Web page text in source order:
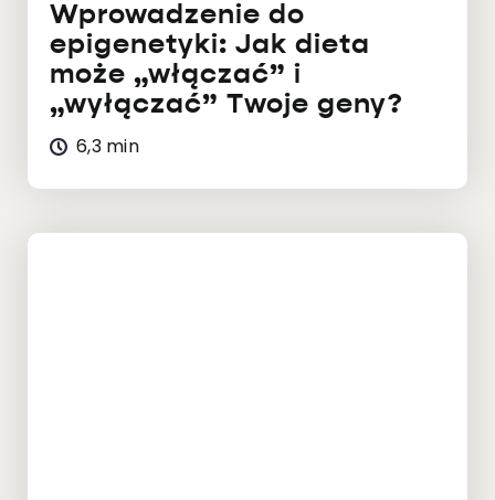
Wprowadzenie do
epigenetyki: Jak dieta
może „włączać” i
„wyłączać” Twoje geny?
6,3 min